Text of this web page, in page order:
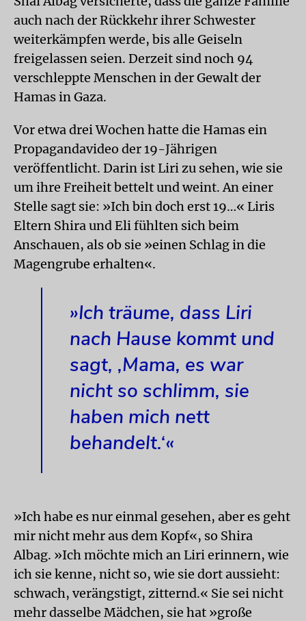
auch nach der Rückkehr ihrer Schwester
weiterkämpfen werde, bis alle Geiseln
freigelassen seien. Derzeit sind noch 94
verschleppte Menschen in der Gewalt der
Hamas in Gaza.
Vor etwa drei Wochen hatte die Hamas ein
Propagandavideo der 19-Jährigen
veröffentlicht. Darin ist Liri zu sehen, wie sie
um ihre Freiheit bettelt und weint. An einer
Stelle sagt sie: »Ich bin doch erst 19…« Liris
Eltern Shira und Eli fühlten sich beim
Anschauen, als ob sie »einen Schlag in die
Magengrube erhalten«.
»Ich träume, dass Liri
nach Hause kommt und
sagt, ‚Mama, es war
nicht so schlimm, sie
haben mich nett
behandelt.‘«
»Ich habe es nur einmal gesehen, aber es geht
mir nicht mehr aus dem Kopf«, so Shira
Albag. »Ich möchte mich an Liri erinnern, wie
ich sie kenne, nicht so, wie sie dort aussieht:
schwach, verängstigt, zitternd.« Sie sei nicht
mehr dasselbe Mädchen, sie hat »große